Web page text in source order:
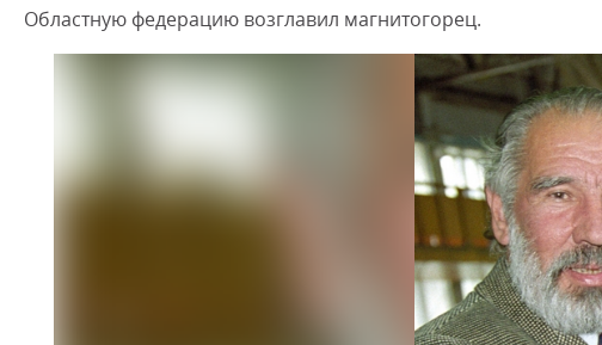
Областную федерацию возглавил магнитогорец.